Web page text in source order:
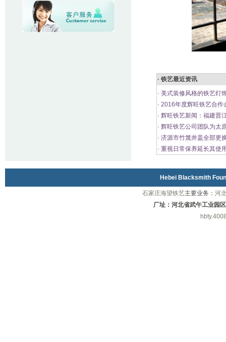
· 铁艺最近资讯
· 美式装修风格的铁艺灯
· 2016年度辉旺铁艺合作
· 辉旺铁艺新闻：福建晋
· 辉旺铁艺公司团队为太
· 济源市竹篾井盖全部更
· 重视日常保养延长其使
Hebei Blacksmith
石家庄海望铁艺主要业务： 河
厂址：河北省武午工业园